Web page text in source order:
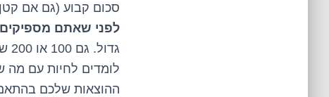
סכום קבוע (גם אם
לפני שאתם
לומדים לחיות עם מה
ההוצאות שלכם